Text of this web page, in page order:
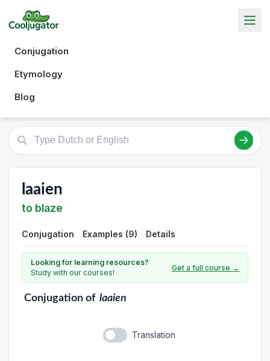
Conjugation
Etymology
Blog
laaien
to blaze
Conjugation Examples (9) Details
Looking for learning resources?
Study with our courses!
Get a full course →
Conjugationof laaien
Translation